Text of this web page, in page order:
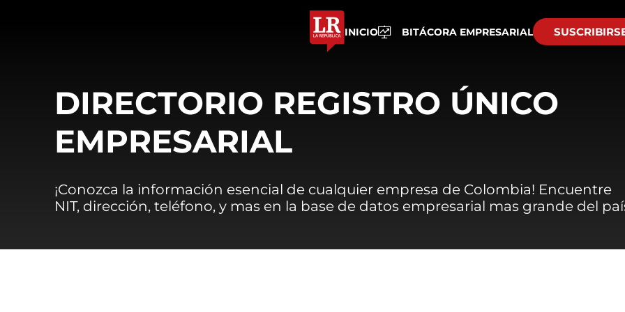
INICIO BITÁCORA EMPRESARIAL
DIRECTORIO REGISTRO ÚNICO
EMPRESARIAL
¡Conozca la información esencial de cualquier empresa de Colombia! Encuentre
NIT, dirección, teléfono, y mas en la base de datos empresarial mas grande del